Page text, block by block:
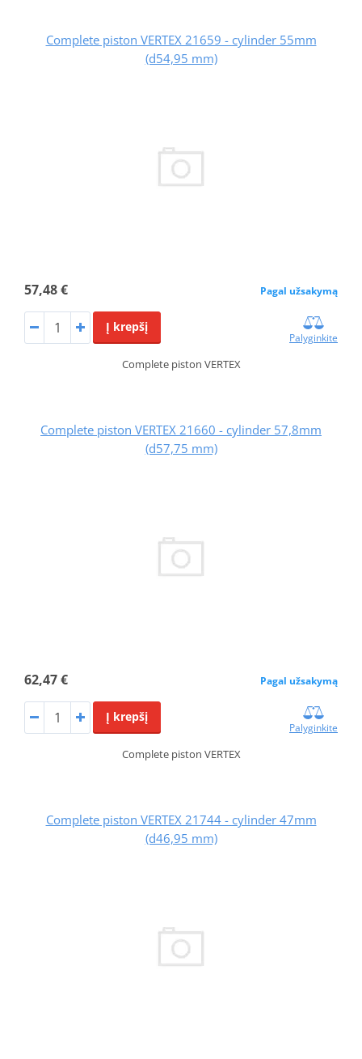
Complete piston VERTEX 21659 - cylinder 55mm
(d54,95 mm)
57,48 € Pagal užsakymą
Į krepšį
Palyginkite
Complete piston VERTEX
Complete piston VERTEX 21660 - cylinder 57,8mm
(d57,75 mm)
62,47 € Pagal užsakymą
Į krepšį
Palyginkite
Complete piston VERTEX
Complete piston VERTEX 21744 - cylinder 47mm
(d46,95 mm)